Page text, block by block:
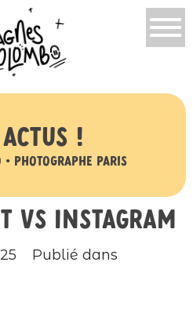
actus !
• Photographe Paris
VS Instagram
Publié dans